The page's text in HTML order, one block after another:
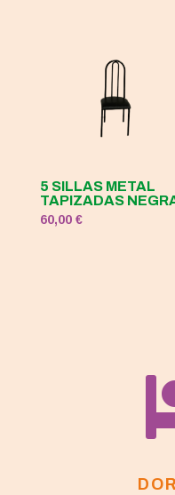
5 SILLAS METAL
TAPIZADAS
60,00 €